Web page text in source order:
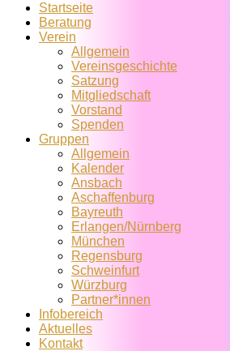
Startseite
Beratung
Verein
Allgemein
Vereins­geschichte
Satzung
Mitglied­schaft
Vorstand
Spenden
Gruppen
Allgemein
Kalender
Ansbach
Aschaffenburg
Bayreuth
Erlangen/Nürnberg
München
Regensburg
Schweinfurt
Würzburg
Partner*innen
Infobereich
Aktuelles
Kontakt